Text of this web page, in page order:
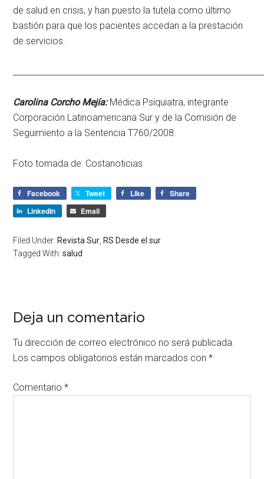
de salud en crisis, y han puesto la tutela como último
bastión para que los pacientes accedan a la prestación
de servicios.
Carolina Corcho Mejía: Médica Psiquiatra, integrante
Corporación Latinoamericana Sur y de la Comisión de
Seguimiento a la Sentencia T760/2008.
Foto tomada de: Costanoticias
Facebook Tweet Like
Share
LinkedIn
Email
Filed Under: Revista Sur, RS Desde el sur
Tagged With:salud
Deja un comentario
Tu dirección de correo electrónico no será publicada.
Los campos obligatorios están marcados con*
Comentario*